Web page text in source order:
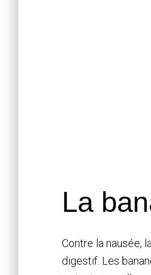
La
Contre la nausée, la
digestif. Les